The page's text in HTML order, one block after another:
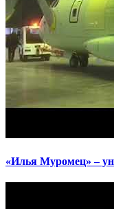
«Илья Муромец» –